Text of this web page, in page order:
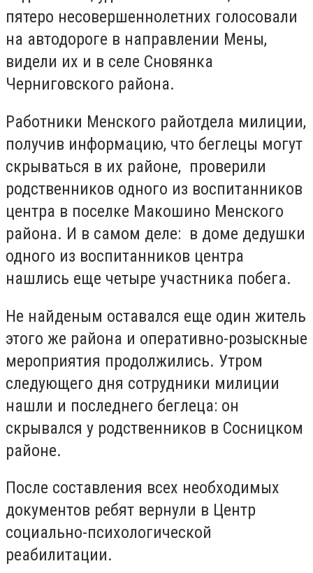
пятеро несовершеннолетних голосовали
на автодороге в направлении Мены,
видели их и в селе Сновянка
Черниговского района.
Работники Менского райотдела милиции,
получив информацию, что беглецы могут
скрываться в их районе, проверили
родственников одного из воспитанников
центра в поселке Макошино Менского
района. И в самом деле: в доме дедушки
одного из воспитанников центра
нашлись еще четыре участника побега.
Не найденым оставался еще один житель
этого же района и оперативно-розыскные
мероприятия продолжились. Утром
следующего дня сотрудники милиции
нашли и последнего беглеца: он
скрывался у родственников в Сосницком
районе.
После составления всех необходимых
документов ребят вернули в Центр
социально-психологической
реабилитации.